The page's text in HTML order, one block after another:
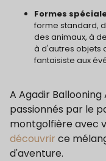
Formes
forme standard,
des animaux, à
à d'autres objets
fantaisiste aux
A Agadir
passionnés par le
montgolfière avec
découvrir ce
d'aventure.